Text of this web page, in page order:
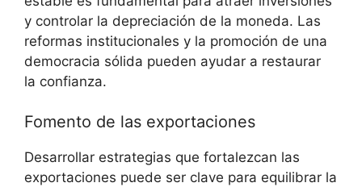
y controlar la ‌depreciación de la moneda. Las
reformas institucionales y la promoción de una
‍democracia sólida pueden ayudar a restaurar
la confianza.
Fomento ⁤de ⁤las exportaciones
Desarrollar estrategias que ​fortalezcan⁢ las
exportaciones⁤ puede ser clave para‌ equilibrar la